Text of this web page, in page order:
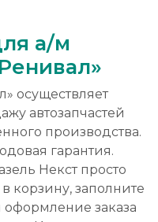
а/м
осуществляет
автозапчастей
производства.
гарантия.
Некст просто
корзину, заполните
заказа